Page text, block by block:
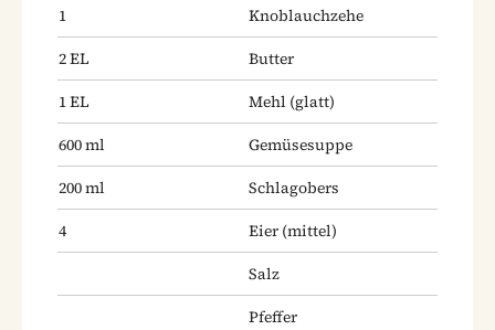
1
Knoblauchzehe
2EL
Butter
1EL Mehl (glatt)
600ml
Gemüsesuppe
200ml
Schlagobers
4
Eier (mittel)
Salz
Pfeffer